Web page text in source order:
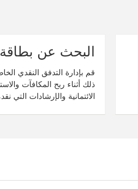
البحث عن بطاقة
قم بإدارة التدفق النقدي
ذلك أثناء ربح المكافآت
الائتمانية والإرشادات التي